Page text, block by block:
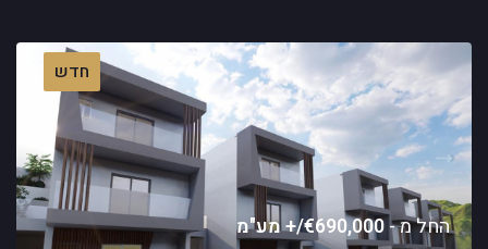
חדש
החל מ -€690,000/+ מע"מ